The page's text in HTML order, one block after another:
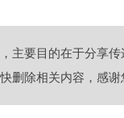
主要目的在于分享
删除相关内容，感谢